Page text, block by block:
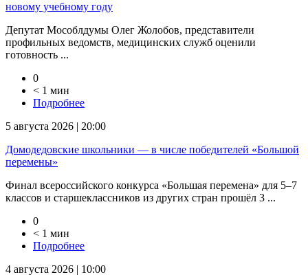
новому учебному году
Депутат Мособлдумы Олег Жолобов, представители
профильных ведомств, медицинских служб оценили
готовность ...
0
< 1 мин
Подробнее
5 августа 2026 | 20:00
Домодедовские школьники — в числе победителей «Большой
перемены»
Финал всероссийского конкурса «Большая перемена» для 5–7
классов и старшеклассников из других стран прошёл 3 ...
0
< 1 мин
Подробнее
4 августа 2026 | 10:00